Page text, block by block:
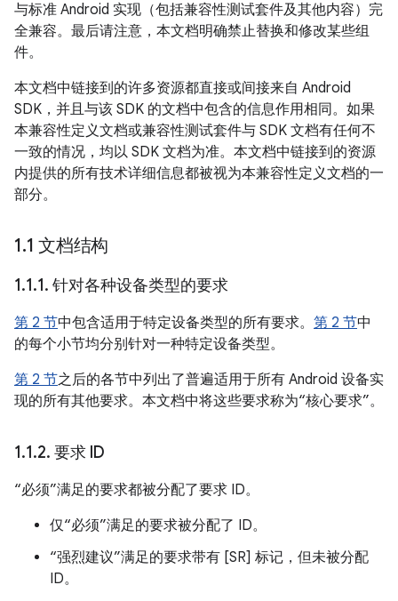
与标准 Android 实现（包括兼容性测试套件及其他内容）完
全兼容。最后请注意，本文档明确禁止替换和修改某些组
件。
本文档中链接到的许多资源都直接或间接来自 Android
SDK，并且与该 SDK 的文档中包含的信息作用相同。如果
本兼容性定义文档或兼容性测试套件与 SDK 文档有任何不
一致的情况，均以 SDK 文档为准。本文档中链接到的资源
内提供的所有技术详细信息都被视为本兼容性定义文档的一
部分。
1.1 文档结构
1.1.1. 针对各种设备类型的要求
第 2 节中包含适用于特定设备类型的所有要求。 第 2 节中
的每个小节均分别针对一种特定设备类型。
第 2 节之后的各节中列出了普遍适用于所有 Android 设备实
现的所有其他要求。本文档中将这些要求称为“核心要求”。
1.1.2. 要求 ID
“必须”满足的要求都被分配了要求 ID。
仅“必须”满足的要求被分配了 ID。
“强烈建议”满足的要求带有 [SR] 标记，但未被分配
ID。